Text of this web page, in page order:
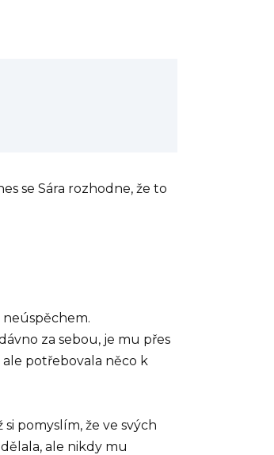
se Sára rozhodne, že to
neúspěchem.
za sebou, je mu přes
ale potřebovala něco k
pomyslím, že ve svých
ale nikdy mu